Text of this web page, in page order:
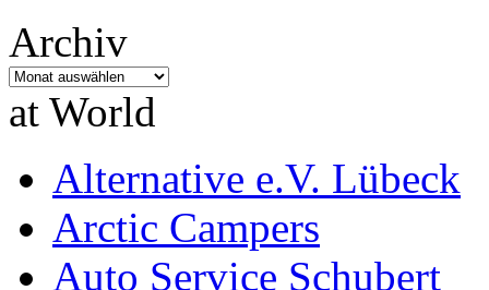
Archiv
Archiv
at World
Alternative e.V. Lübeck
Arctic Campers
Auto Service Schubert